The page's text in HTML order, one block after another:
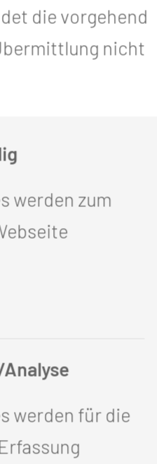
zur
→ haben,
Aufnahme per
Anmeldung
ZUR
die vorgehend
nicht
werden zum
werden für die